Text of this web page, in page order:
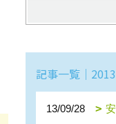
記事一覧｜
13/09/28